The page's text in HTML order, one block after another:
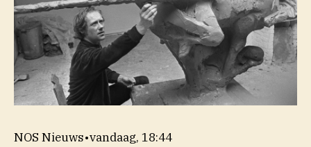
NOS Nieuws•vandaag, 18:44